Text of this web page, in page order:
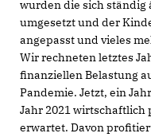
wurden die sich
umgesetzt und der
angepasst und vieles
Wir rechneten letztes
finanziellen Belastung
Pandemie. Jetzt, ein
Jahr 2021 wirtschaftlich
erwartet. Davon